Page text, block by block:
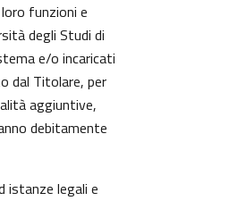
funzioni e
degli Studi di
e/o incaricati
dal Titolare, per
aggiuntive,
debitamente
istanze legali e